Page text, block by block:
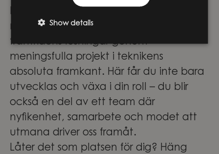
För våra medarbetare innebär det stora
möjligheter att vara med och forma
framtidens lösningar genom
meningsfulla projekt i teknikens
absoluta framkant. Här får du inte bara
utvecklas och växa i din roll – du blir
också en del av ett team där
nyfikenhet, samarbete och modet att
utmana driver oss framåt.
Låter det som platsen för dig? Häng
Show details